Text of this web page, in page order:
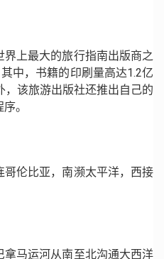
界上最大的旅行指南出版商之
中，书籍的印刷量高达1.2亿
该旅游出版社还推出自己的
。
哥伦比亚，南濒太平洋，西接
马运河从南至北沟通大西洋